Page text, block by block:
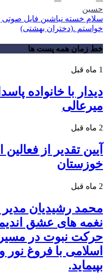
حسین
سلام خسته نباشین فایل
خواستم .(دختران بهشتی)
خط زمان همه پست ها
1 ماه قبل
دیدار با خانواده
میرعالی
2 ماه قبل
آیین تقدیر از
خوزستان
2 ماه قبل
محمد رشیدیان
نغمه های عشق
حرکت نبوت در
اسلامی با فروغ نور
بپیماید.